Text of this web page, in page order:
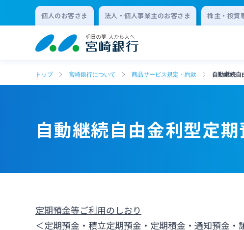
個人のお客さま 法人・個人事業主のお客さま 株主・投資
トップ 宮崎銀行について 商品サービス規定・約款 自動継続自
自動継続自由金利型定
定期預金等ご利用のしおり
＜定期預金・積立定期預金・定期積金・通知預金・